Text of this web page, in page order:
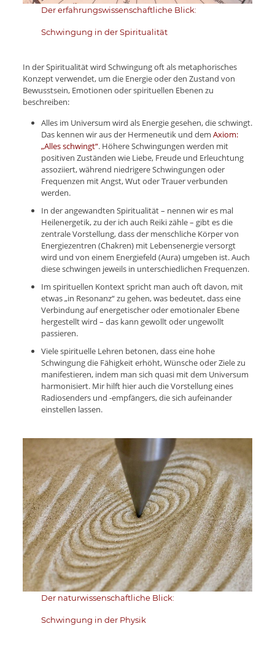
Der erfahrungswissenschaftliche Blick:
Schwingung in der Spiritualität
In der Spiritualität wird Schwingung oft als metaphorisches
Konzept verwendet, um die Energie oder den Zustand von
Bewusstsein, Emotionen oder spirituellen Ebenen zu
beschreiben:
Alles im Universum wird als Energie gesehen, die schwingt.
Das kennen wir aus der Hermeneutik und dem Axiom:
„Alles schwingt“. Höhere Schwingungen werden mit
positiven Zuständen wie Liebe, Freude und Erleuchtung
assoziiert, während niedrigere Schwingungen oder
Frequenzen mit Angst, Wut oder Trauer verbunden
werden.
In der angewandten Spiritualität – nennen wir es mal
Heilenergetik, zu der ich auch Reiki zähle – gibt es die
zentrale Vorstellung, dass der menschliche Körper von
Energiezentren (Chakren) mit Lebensenergie versorgt
wird und von einem Energiefeld (Aura) umgeben ist. Auch
diese schwingen jeweils in unterschiedlichen Frequenzen.
Im spirituellen Kontext spricht man auch oft davon, mit
etwas „in Resonanz“ zu gehen, was bedeutet, dass eine
Verbindung auf energetischer oder emotionaler Ebene
hergestellt wird – das kann gewollt oder ungewollt
passieren.
Viele spirituelle Lehren betonen, dass eine hohe
Schwingung die Fähigkeit erhöht, Wünsche oder Ziele zu
manifestieren, indem man sich quasi mit dem Universum
harmonisiert. Mir hilft hier auch die Vorstellung eines
Radiosenders und -empfängers, die sich aufeinander
einstellen lassen.
Der naturwissenschaftliche Blick:
Schwingung in der Physik